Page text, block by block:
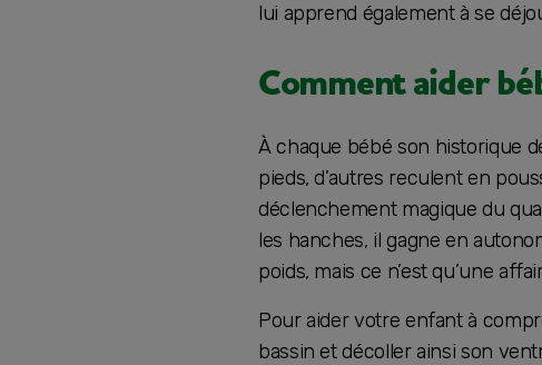
lui apprend également à se
Comment aider
À chaque bébé son historique
pieds, d’autres reculent en
déclenchement magique du
les hanches, il gagne en
poids, mais ce n’est qu’une
Pour aider votre enfant à
bassin et décoller ainsi son